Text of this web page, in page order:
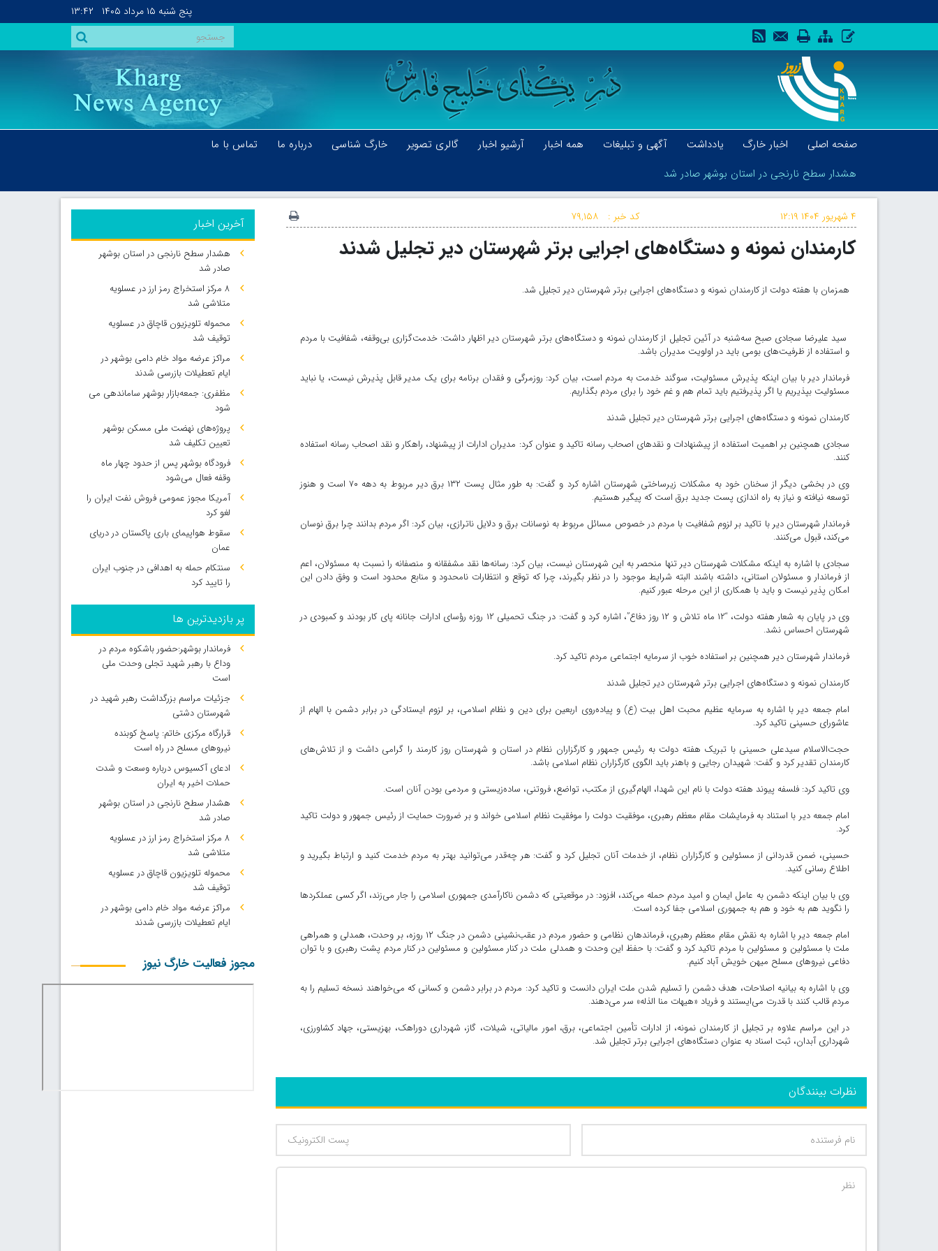
پنج شنبه ۱۵ مرداد ۱۴۰۵ ۱۳:۴۲
صفحه اصلی اخبار خارگ یادداشت آگهی و تبلیغات همه اخبار آرشیو اخبار گالری تصویر خارگ شناسی درباره ما
تماس با ما
هشدار سطح نارنجی در استان بوشهر صادر شد
هشدار سطح نارنجی در استان بوشهر صادر شد
کد خبر : ۷۹,۱۵۸ ۴ شهریور ۱۴۰۴ ۱۲:۱۹
کارمندان نمونه و دستگاه‌های اجرایی برتر شهرستان دیر تجلیل شدند
همزمان با هفته دولت از کارمندان نمونه و دستگاه‌های اجرایی برتر شهرستان دیر تجلیل شد.
سید علیرضا سجادی صبح سه‌شنبه در آئین تجلیل از کارمندان نمونه و دستگاه‌های برتر شهرستان دیر اظهار داشت: خدمت‌گزاری بی‌وقفه، شفافیت با مردم
و استفاده از ظرفیت‌های بومی باید در اولویت مدیران باشد.
فرماندار دیر با بیان اینکه پذیرش مسئولیت، سوگند خدمت به مردم است، بیان کرد: روزمرگی و فقدان برنامه برای یک مدیر قابل پذیرش نیست، یا نباید
مسئولیت بپذیریم یا اگر پذیرفتیم باید تمام هم و غم خود را برای مردم بگذاریم.
کارمندان نمونه و دستگاه‌های اجرایی برتر شهرستان دیر تجلیل شدند
سجادی همچنین بر اهمیت استفاده از پیشنهادات و نقدهای اصحاب رسانه تاکید و عنوان کرد: مدیران ادارات از پیشنهاد، راهکار و نقد اصحاب رسانه استفاده
کنند.
وی در بخشی دیگر از سخنان خود به مشکلات زیرساختی شهرستان اشاره کرد و گفت: به طور مثال پست ۱۳۲ برق دیر مربوط به دهه ۷۰ است و هنوز
توسعه نیافته و نیاز به راه اندازی پست جدید برق است که پیگیر هستیم.
فرماندار شهرستان دیر با تاکید بر لزوم شفافیت با مردم در خصوص مسائل مربوط به نوسانات برق و دلایل ناترازی، بیان کرد: اگر مردم بدانند چرا برق نوسان
می‌کند، قبول می‌کنند.
سجادی با اشاره به اینکه مشکلات شهرستان دیر تنها منحصر به این شهرستان نیست، بیان کرد: رسانه‌ها نقد مشفقانه و منصفانه را نسبت به مسئولان، اعم
از فرماندار و مسئولان استانی، داشته باشند البته شرایط موجود را در نظر بگیرند، چرا که توقع و انتظارات نامحدود و منابع محدود است و وفق دادن این
امکان پذیر نیست و باید با همکاری از این مرحله عبور کنیم.
وی در پایان به شعار هفته دولت، “۱۲ ماه تلاش و ۱۲ روز دفاع”، اشاره کرد و گفت: در جنگ تحمیلی ۱۲ روزه رؤسای ادارات جانانه پای کار بودند و کمبودی در
شهرستان احساس نشد.
فرماندار شهرستان دیر همچنین بر استفاده خوب از سرمایه اجتماعی مردم تاکید کرد.
کارمندان نمونه و دستگاه‌های اجرایی برتر شهرستان دیر تجلیل شدند
امام جمعه دیر با اشاره به سرمایه عظیم محبت اهل بیت (ع) و پیاده‌روی اربعین برای دین و نظام اسلامی، بر لزوم ایستادگی در برابر دشمن با الهام از
عاشورای حسینی تاکید کرد.
حجت‌الاسلام سیدعلی حسینی با تبریک هفته دولت به رئیس جمهور و کارگزاران نظام در استان و شهرستان روز کارمند را گرامی داشت و از تلاش‌های
کارمندان تقدیر کرد و گفت: شهیدان رجایی و باهنر باید الگوی کارگزاران نظام اسلامی باشد.
وی تاکید کرد: فلسفه پیوند هفته دولت با نام این شهدا، الهام‌گیری از مکتب، تواضع، فروتنی، ساده‌زیستی و مردمی بودن آنان است.
امام جمعه دیر با استناد به فرمایشات مقام معظم رهبری، موفقیت دولت را موفقیت نظام اسلامی خواند و بر ضرورت حمایت از رئیس جمهور و دولت تاکید
کرد.
حسینی، ضمن قدردانی از مسئولین و کارگزاران نظام، از خدمات آنان تجلیل کرد و گفت: هر چه‌قدر می‌توانید بهتر به مردم خدمت کنید و ارتباط بگیرید و
اطلاع رسانی کنید.
وی با بیان اینکه دشمن به عامل ایمان و امید مردم حمله می‌کند، افزود: در موقعیتی که دشمن ناکارآمدی جمهوری اسلامی را جار می‌زند، اگر کسی عملکردها
را نگوید هم به خود و هم به جمهوری اسلامی جفا کرده است.
امام جمعه دیر با اشاره به نقش مقام معظم رهبری، فرماندهان نظامی و حضور مردم در عقب‌نشینی دشمن در جنگ ۱۲ روزه، بر وحدت، همدلی و همراهی
ملت با مسئولین و مسئولین با مردم تاکید کرد و گفت: با حفظ این وحدت و همدلی ملت در کنار مسئولین و مسئولین در کنار مردم پشت رهبری و با توان
دفاعی نیروهای مسلح میهن خویش آباد کنیم.
وی با اشاره به بیانیه اصلاحات، هدف دشمن را تسلیم شدن ملت ایران دانست و تاکید کرد: مردم در برابر دشمن و کسانی که می‌خواهند نسخه تسلیم را به
مردم قالب کنند با قدرت می‌ایستند و فریاد «هیهات منا الذله» سر می‌دهند.
در این مراسم علاوه بر تجلیل از کارمندان نمونه، از ادارات تأمین اجتماعی، برق، امور مالیاتی، شیلات، گاز، شهرداری دوراهک، بهزیستی، جهاد کشاورزی،
شهرداری آبدان، ثبت اسناد به عنوان دستگاه‌های اجرایی برتر تجلیل شد.
نظرات بینندگان
آخرین اخبار
هشدار سطح نارنجی در استان بوشهر
صادر شد
۸ مرکز استخراج رمز ارز در عسلویه
متلاشی شد
محموله تلویزیون قاچاق در عسلویه
توقیف شد
مراکز عرضه مواد خام دامی بوشهر در
ایام تعطیلات بازرسی شدند
مظفری: جمعه‌بازار بوشهر ساماندهی می‌
شود
پروژه‌های نهضت ملی مسکن بوشهر
تعیین تکلیف شد
فرودگاه بوشهر پس از حدود چهار ماه
وقفه فعال می‌شود
آمریکا مجوز عمومی فروش نفت ایران را
لغو کرد
سقوط هواپیمای باری پاکستان در دریای
عمان
سنتکام حمله به اهدافی در جنوب ایران
را تایید کرد
پر بازدیدترین ها
فرماندار بوشهر:حضور باشکوه مردم در
وداع با رهبر شهید تجلی وحدت ملی
است
جزئیات مراسم بزرگداشت رهبر شهید در
شهرستان دشتی
قرارگاه مرکزی خاتم: پاسخ کوبنده
نیروهای مسلح در راه است
ادعای آکسیوس درباره وسعت و شدت
حملات اخیر به ایران
هشدار سطح نارنجی در استان بوشهر
صادر شد
۸ مرکز استخراج رمز ارز در عسلویه
متلاشی شد
محموله تلویزیون قاچاق در عسلویه
توقیف شد
مراکز عرضه مواد خام دامی بوشهر در
ایام تعطیلات بازرسی شدند
مجوز فعالیت خارگ نیوز